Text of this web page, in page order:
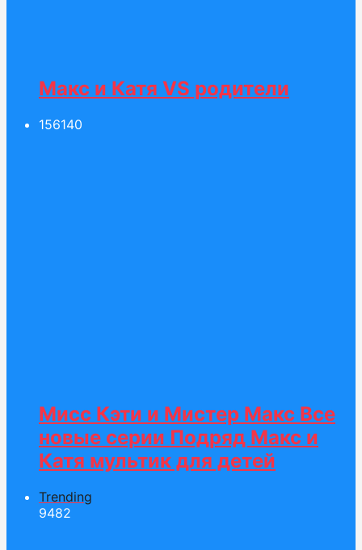
Макс и Катя VS родители
156140
Мисс Кэти и Мистер Макс Все
новые серии Подряд Макс и
Катя мультик для детей
Trending
9482